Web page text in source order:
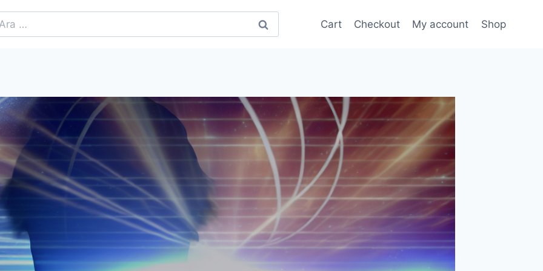
Cart Checkout My account Shop